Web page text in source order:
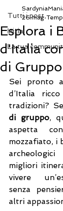
Tutti i post
Inizia
La tua
Esplora i
d'Italia
di
26 mag
Sei pronto
d’Italia
tradizioni?
di gruppo,
aspetta
mozzafiato, i
migliori
vivere
senza
altri